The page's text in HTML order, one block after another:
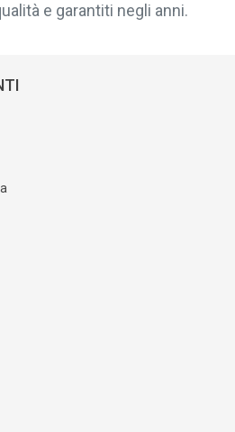
e garantiti negli anni.